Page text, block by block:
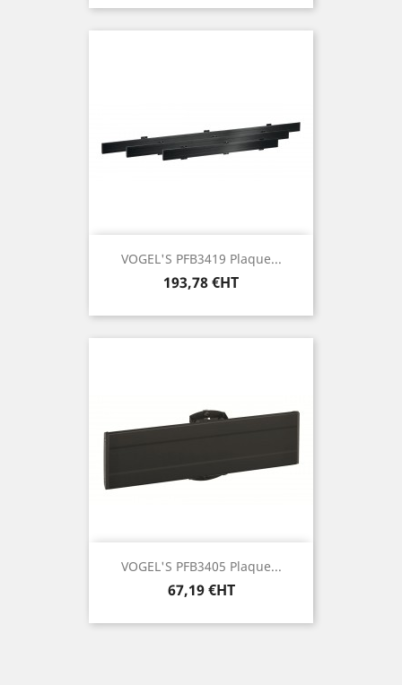
VOGEL'S PFB3419 Plaque...
Prix
193,78 €HT
VOGEL'S PFB3405 Plaque...
Prix
67,19 €HT